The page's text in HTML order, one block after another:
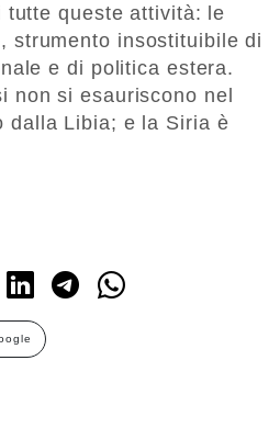
queste attività: le
strumento insostituibile di
e di politica estera.
non si esauriscono nel
dalla Libia; e la Siria è